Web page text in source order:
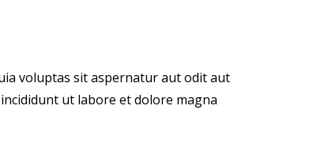
voluptas sit aspernatur aut odit aut
ut labore et dolore magna